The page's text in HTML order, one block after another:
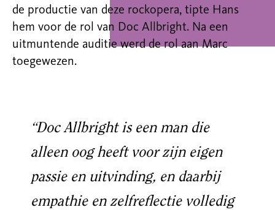
de productie van deze rockopera, tipte Hans
hem voor de rol van Doc Allbright. Na een
uitmuntende auditie werd de rol aan Marc
toegewezen.
“Doc Allbright is een man die
alleen oog heeft voor zijn eigen
passie en uitvinding, en daarbij
empathie en zelfreflectie volledig